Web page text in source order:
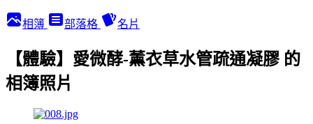
相簿 部落格 名片
【體驗】愛微酵-薰衣草水管疏通凝膠 的
相簿照片